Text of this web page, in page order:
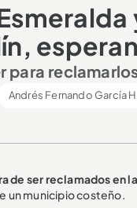
para
Andrés Fernando García
de ser reclamados en
un municipio costeño.